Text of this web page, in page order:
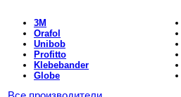
3M
Orafol
Unibob
Profitto
Klebebander
Globe